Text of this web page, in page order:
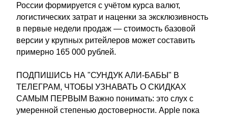
России формируется с учётом курса валют,
логистических затрат и наценки за эксклюзивность
в первые недели продаж — стоимость базовой
версии у крупных ритейлеров может составить
примерно 165 000 рублей.
ПОДПИШИСЬ НА "СУНДУК АЛИ-БАБЫ" В
ТЕЛЕГРАМ, ЧТОБЫ УЗНАВАТЬ О СКИДКАХ
САМЫМ ПЕРВЫМ Важно понимать: это слух с
умеренной степенью достоверности. Apple пока